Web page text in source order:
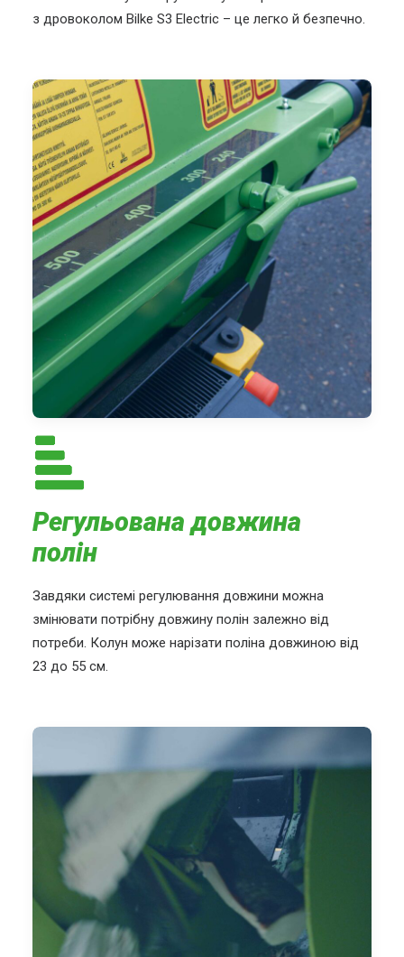
з дровоколом Bilke S3 Electric – це легко й безпечно.
Регульована довжина
полін
Завдяки системі регулювання довжини можна
змінювати потрібну довжину полін залежно від
потреби. Колун може нарізати поліна довжиною від
23 до 55 см.